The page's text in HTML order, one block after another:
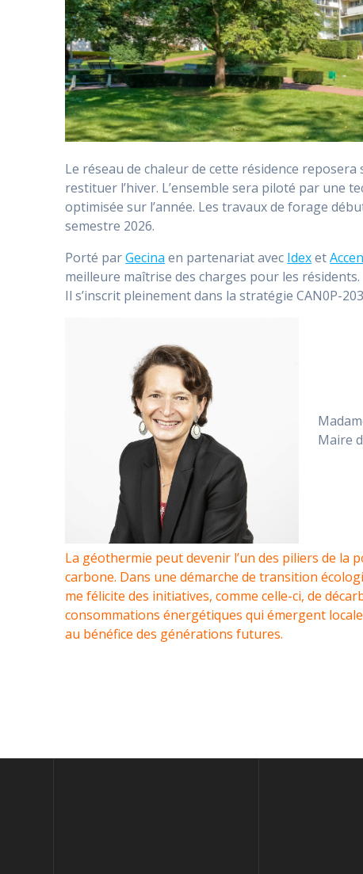
Le réseau de chaleur de cette résidence
restituer l’hiver. L’ensemble sera piloté par
optimisée sur l’année. Les travaux de forage
semestre 2026.
Porté parGecina en partenariat avec Idexet
meilleure maîtrise des charges pour les résidents.
Il s’inscrit pleinement dans la stratégie CAN0P-
Maire
La géothermie peut devenir l’un des piliers de la
carbone. Dans une démarche de transition
me félicite des initiatives, comme celle-ci, de
consommations énergétiques qui émergent
au bénéfice des générations futures.